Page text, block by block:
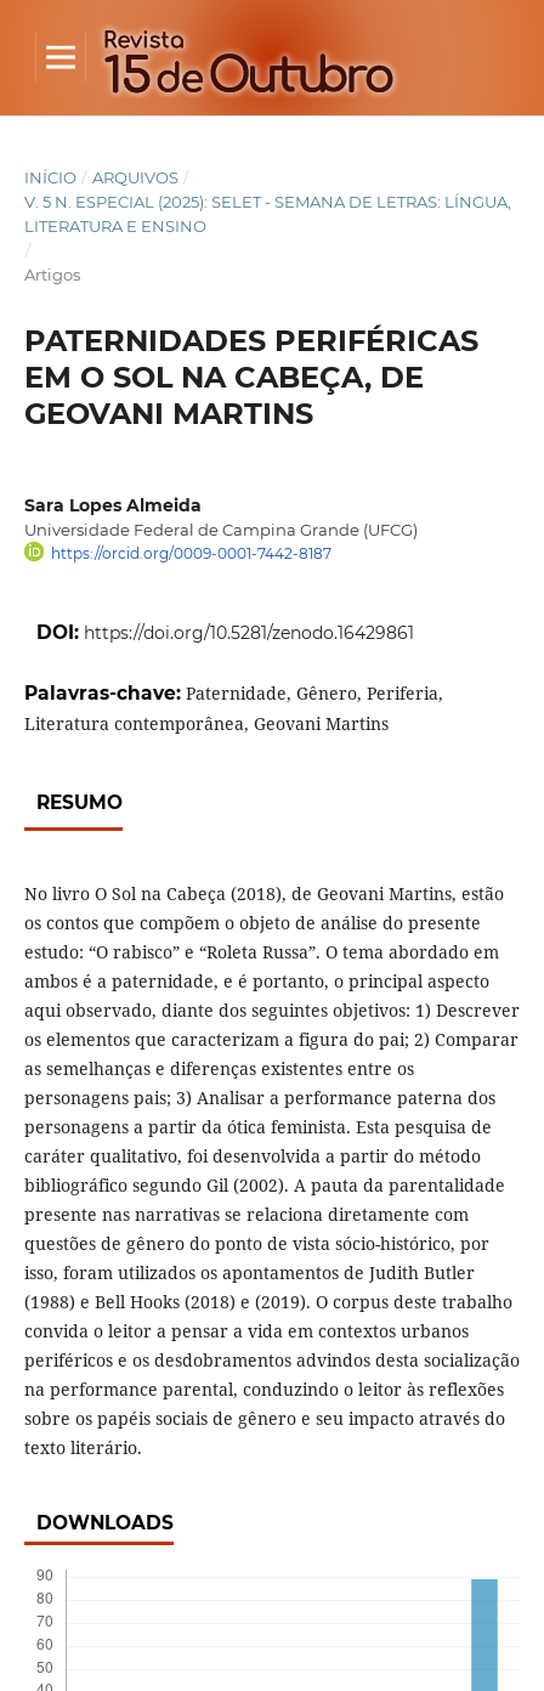
INÍCIO / ARQUIVOS /
V. 5 N. ESPECIAL (2025): SELET - SEMANA DE LETRAS: LÍNGUA,
LITERATURA E ENSINO
/
Artigos
PATERNIDADES PERIFÉRICAS
EM O SOL NA CABEÇA, DE
GEOVANI MARTINS
Sara Lopes Almeida
Universidade Federal de Campina Grande (UFCG)
https://orcid.org/0009-0001-7442-8187
DOI: https://doi.org/10.5281/zenodo.16429861
Palavras-chave: Paternidade, Gênero, Periferia,
Literatura contemporânea, Geovani Martins
RESUMO
No livro O Sol na Cabeça (2018), de Geovani Martins, estão
os contos que compõem o objeto de análise do presente
estudo: “O rabisco” e “Roleta Russa”. O tema abordado em
ambos é a paternidade, e é portanto, o principal aspecto
aqui observado, diante dos seguintes objetivos: 1) Descrever
os elementos que caracterizam a figura do pai; 2) Comparar
as semelhanças e diferenças existentes entre os
personagens pais; 3) Analisar a performance paterna dos
personagens a partir da ótica feminista. Esta pesquisa de
caráter qualitativo, foi desenvolvida a partir do método
bibliográfico segundo Gil (2002). A pauta da parentalidade
presente nas narrativas se relaciona diretamente com
questões de gênero do ponto de vista sócio-histórico, por
isso, foram utilizados os apontamentos de Judith Butler
(1988) e Bell Hooks (2018) e (2019). O corpus deste trabalho
convida o leitor a pensar a vida em contextos urbanos
periféricos e os desdobramentos advindos desta socialização
na performance parental, conduzindo o leitor às reflexões
sobre os papéis sociais de gênero e seu impacto através do
texto literário.
DOWNLOADS